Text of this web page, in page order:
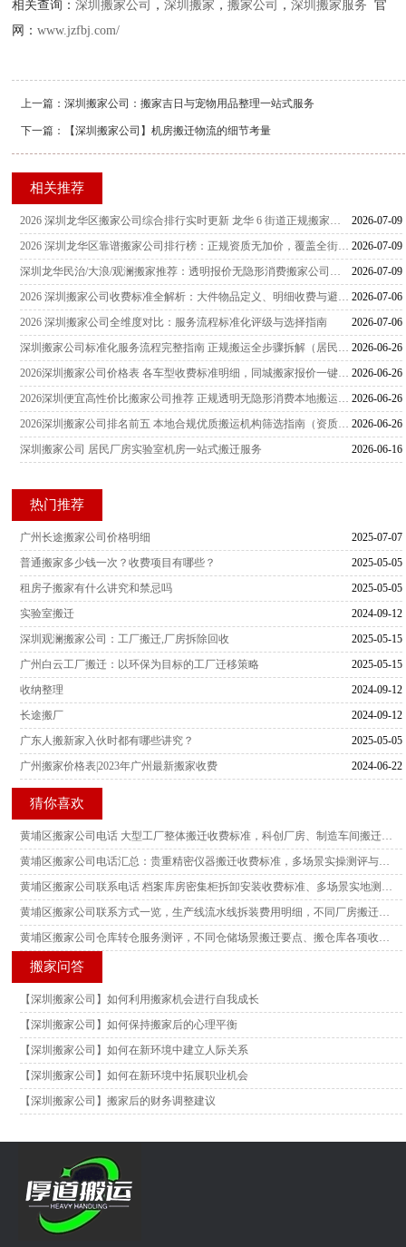
相关查询：深圳搬家公司 ，深圳搬家 ，搬家公司 ，深圳搬家服务 官
网：www.jzfbj.com/
上一篇：深圳搬家公司：搬家吉日与宠物用品整理一站式服务
下一篇： 【深圳搬家公司】机房搬迁物流的细节考量
相关推荐
2026-07-09
2026 深圳龙华区搬家公司综合排行实时更新 龙华 6 街道正规搬家服务商甄选指南
2026-07-09
2026 深圳龙华区靠谱搬家公司排行榜：正规资质无加价，覆盖全街道社区搬家攻略
2026-07-09
深圳龙华民治/大浪/观澜搬家推荐：透明报价无隐形消费搬家公司排行
2026-07-06
2026 深圳搬家公司收费标准全解析：大件物品定义、明细收费与避坑指南
2026-07-06
2026 深圳搬家公司全维度对比：服务流程标准化评级与选择指南
2026-06-26
深圳搬家公司标准化服务流程完整指南 正规搬运全步骤拆解（居民/企业通用）
2026-06-26
2026深圳搬家公司价格表 各车型收费标准明细，同城搬家报价一键对照
2026-06-26
2026深圳便宜高性价比搬家公司推荐 正规透明无隐形消费本地搬运服务商全对比
2026-06-26
2026深圳搬家公司排名前五 本地合规优质搬运机构筛选指南（资质齐全、无隐形收费）
2026-06-16
深圳搬家公司 居民厂房实验室机房一站式搬迁服务
热门推荐
2025-07-07
广州长途搬家公司价格明细
2025-05-05
普通搬家多少钱一次？收费项目有哪些？
2025-05-05
租房子搬家有什么讲究和禁忌吗
2024-09-12
实验室搬迁
2025-05-15
深圳观澜搬家公司：工厂搬迁,厂房拆除回收
2025-05-15
广州白云工厂搬迁：以环保为目标的工厂迁移策略
2024-09-12
收纳整理
2024-09-12
长途搬厂
2025-05-05
广东人搬新家入伙时都有哪些讲究？
2024-06-22
广州搬家价格表|2023年广州最新搬家收费
猜你喜欢
搬家问答
【深圳搬家公司】如何利用搬家机会进行自我成长
【深圳搬家公司】如何保持搬家后的心理平衡
【深圳搬家公司】如何在新环境中建立人际关系
【深圳搬家公司】如何在新环境中拓展职业机会
【深圳搬家公司】搬家后的财务调整建议